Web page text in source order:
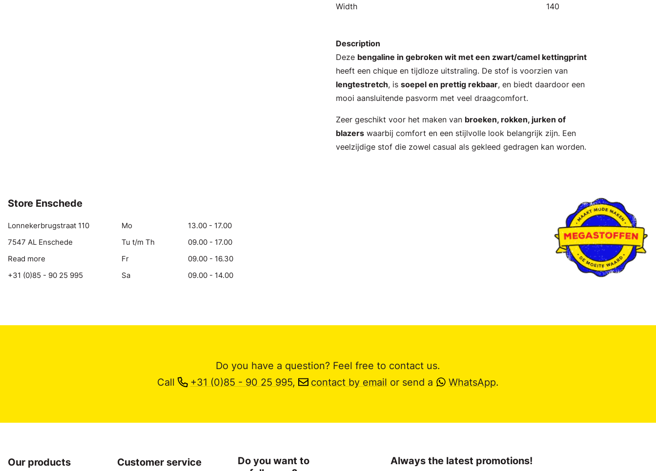
Width 140
Description
Deze bengaline in gebroken wit met een zwart/camel kettingprint
heeft een chique en tijdloze uitstraling. De stof is voorzien van
lengtestretch, is soepel en prettig rekbaar, en biedt daardoor een
mooi aansluitende pasvorm met veel draagcomfort.
Zeer geschikt voor het maken van broeken, rokken, jurken of
blazers waarbij comfort en een stijlvolle look belangrijk zijn. Een
veelzijdige stof die zowel casual als gekleed gedragen kan worden.
Store Enschede
Lonnekerbrugstraat 110
7547 AL Enschede
Read more
+31 (0)85 - 90 25 995
Mo
13.00 - 17.00
Tu t/m Th
09.00 - 17.00
Fr
09.00 - 16.30
Sa
09.00 - 14.00
Do you have a question? Feel free to contact us.
Call
+31 (0)85 - 90 25 995, contact by email or send a WhatsApp.
Our products Customer service
Do you want to
Always the latest promotions!